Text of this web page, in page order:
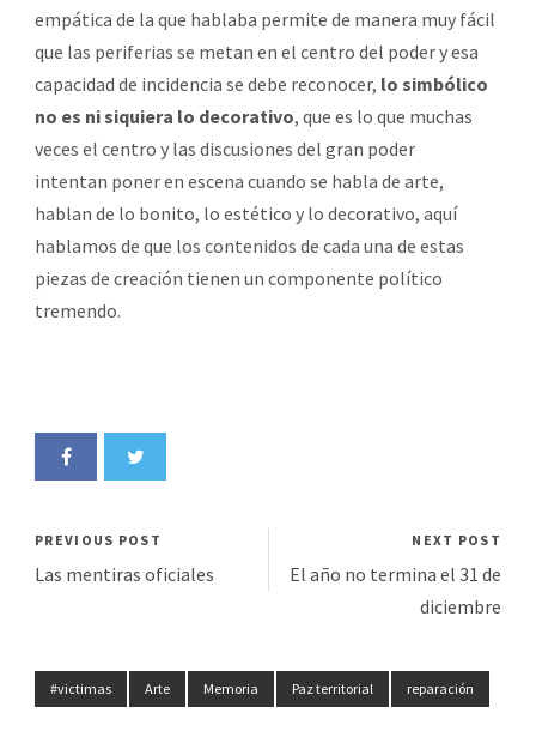
empática de la que hablaba permite de manera muy fácil
que las periferias se metan en el centro del poder y esa
capacidad de incidencia se debe reconocer, lo simbólico
no es ni siquiera lo decorativo, que es lo que muchas
veces el centro y las discusiones del gran poder
intentan poner en escena cuando se habla de arte,
hablan de lo bonito, lo estético y lo decorativo, aquí
hablamos de que los contenidos de cada una de estas
piezas de creación tienen un componente político
tremendo.
PREVIOUS POST
Las mentiras oficiales
NEXT POST
El año no termina el 31 de
diciembre
#victimas Arte Memoria Paz territorial reparación